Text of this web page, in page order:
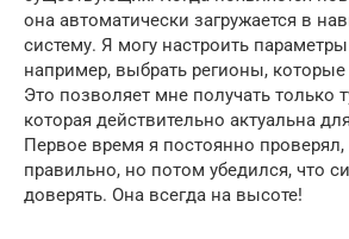
она автоматически загружается в
систему. Я могу настроить
например, выбрать регионы,
Это позволяет мне получать только
которая действительно актуальна
Первое время я постоянно проверял,
правильно, но потом убедился, что
доверять. Она всегда на высоте!